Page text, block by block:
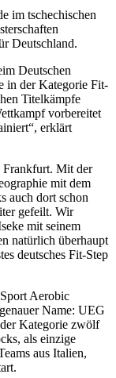
im tschechischen
Deutschland.
Deutschen
in der Kategorie Fit-
Titelkämpfe
vorbereitet
erklärt
Frankfurt. Mit der
mit dem
auch dort schon
gefeilt. Wir
mit seinem
natürlich überhaupt
deutsches Fit-Step
Aerobic
Name: UEG
Kategorie zwölf
als einzige
aus Italien,